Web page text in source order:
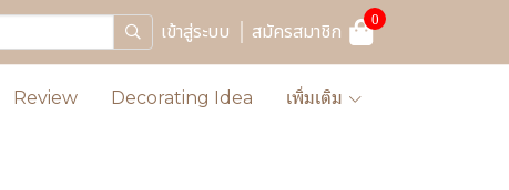
เข้าสู่ระบบ สมัครสมาชิก 0
Review Decorating Idea เพิ่มเติม